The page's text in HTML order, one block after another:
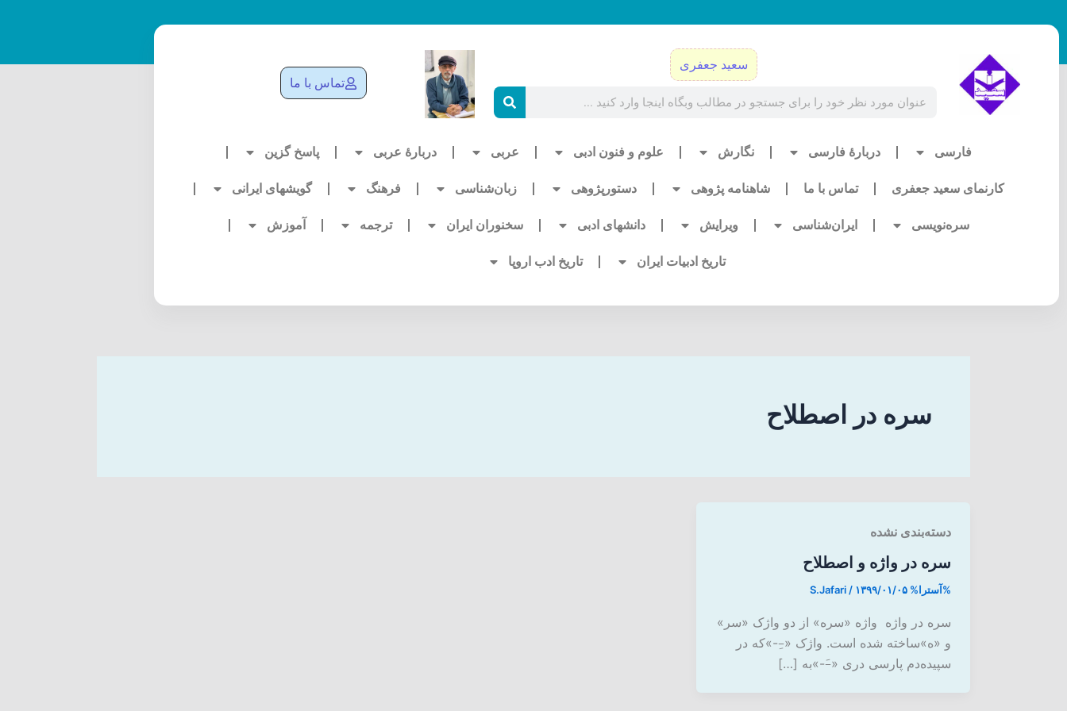
به
سعید جعفری
تماس با ما
فارسی دربارۀ فارسی نگارش علوم و فنون ادبی عربی دربارۀ عربی پاسخ گزین
کارنمای سعید جعفری تماس با ما شاهنامه پژوهی دستورپژوهی زبان‌شناسی فرهنگ گویشهای ایرانی
سره‌نویسی ایران‌شناسی ویرایش دانشهای ادبی سخنوران ایران ترجمه آموزش
تاریخ ادبیات ایران تاریخ ادب اروپا
سره در اصطلاح
دسته‌بندی نشده
سره در واژه و اصطلاح
%آسترا% S.Jafari / ۱۳۹۹/۰۱/۰۵
سره در واژه واژه «سره» از دو واژک «سر»
و «ه»ساخته شده است. واژک «–ِ-»که در
سپیده‌دم پارسی دری «–َ-»به […]